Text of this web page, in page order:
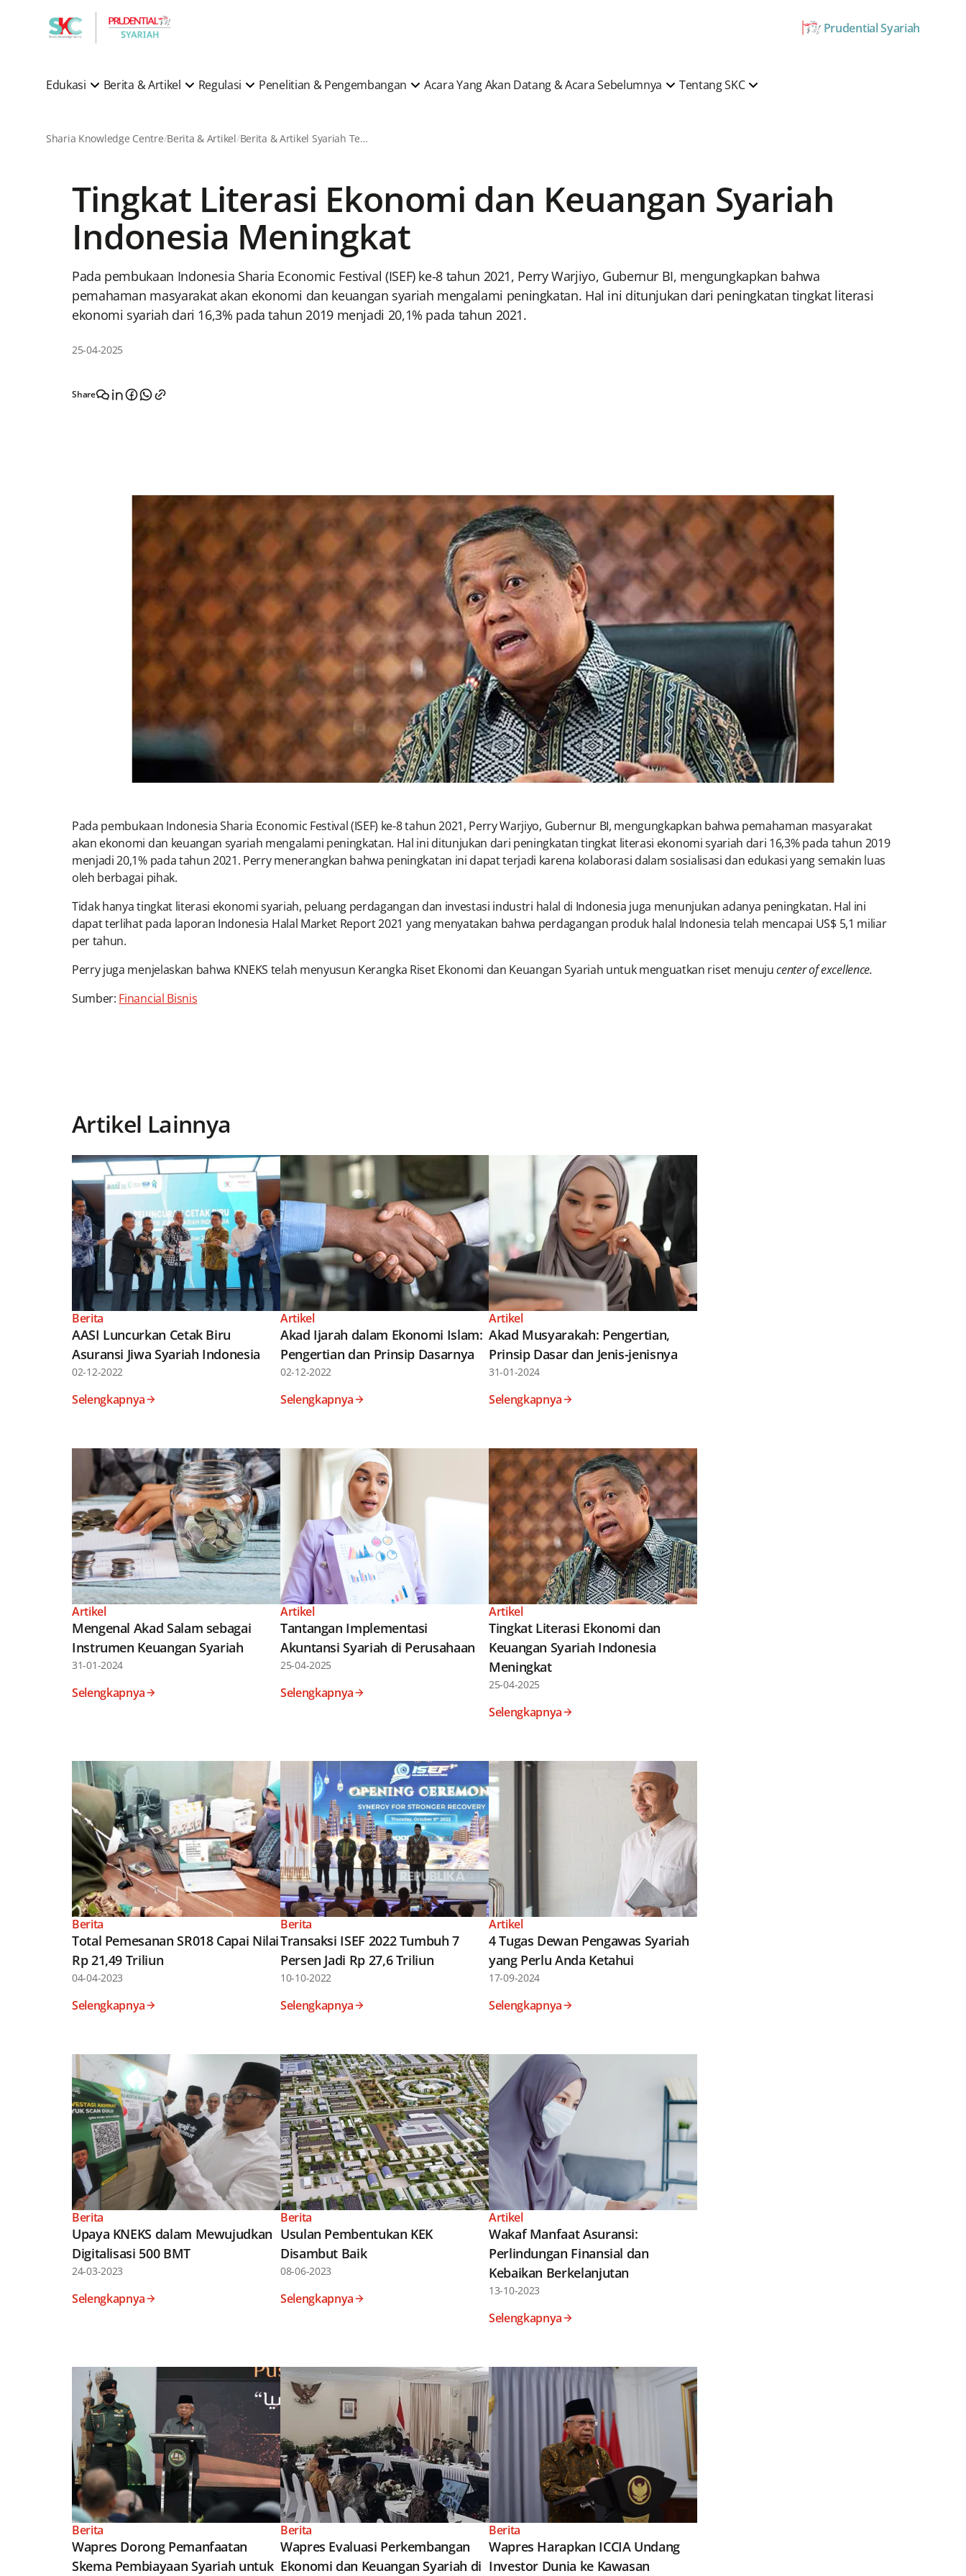
Prudential Syariah
Edukasi Berita & Artikel Regulasi Penelitian & Pengembangan Acara Yang Akan Datang & Acara Sebelumnya Tentang SKC
Sharia Knowledge Centre Berita & Artikel Berita & Artikel Syariah Terkini
Tingkat Literasi Ekonomi dan Keuangan Syariah
Indonesia Meningkat
Pada pembukaan Indonesia Sharia Economic Festival (ISEF) ke-8 tahun 2021, Perry Warjiyo, Gubernur BI, mengungkapkan bahwa
pemahaman masyarakat akan ekonomi dan keuangan syariah mengalami peningkatan. Hal ini ditunjukan dari peningkatan tingkat literasi
ekonomi syariah dari 16,3% pada tahun 2019 menjadi 20,1% pada tahun 2021.
25-04-2025
Share
Pada pembukaan Indonesia Sharia Economic Festival (ISEF) ke-8 tahun 2021, Perry Warjiyo, Gubernur BI, mengungkapkan bahwa pemahaman masyarakat
akan ekonomi dan keuangan syariah mengalami peningkatan. Hal ini ditunjukan dari peningkatan tingkat literasi ekonomi syariah dari 16,3% pada tahun 2019
menjadi 20,1% pada tahun 2021. Perry menerangkan bahwa peningkatan ini dapat terjadi karena kolaborasi dalam sosialisasi dan edukasi yang semakin luas
oleh berbagai pihak.
Tidak hanya tingkat literasi ekonomi syariah, peluang perdagangan dan investasi industri halal di Indonesia juga menunjukan adanya peningkatan. Hal ini
dapat terlihat pada laporan Indonesia Halal Market Report 2021 yang menyatakan bahwa perdagangan produk halal Indonesia telah mencapai US$ 5,1 miliar
per tahun.
Perry juga menjelaskan bahwa KNEKS telah menyusun Kerangka Riset Ekonomi dan Keuangan Syariah untuk menguatkan riset menujucenter of excellence.
Sumber: Financial Bisnis
Artikel Lainnya
Berita
AASI Luncurkan Cetak Biru
Asuransi Jiwa Syariah Indonesia
02-12-2022
Selengkapnya
Artikel
Akad Ijarah dalam Ekonomi Islam:
Pengertian dan Prinsip Dasarnya
02-12-2022
Selengkapnya
Artikel
Akad Musyarakah: Pengertian,
Prinsip Dasar dan Jenis-jenisnya
31-01-2024
Selengkapnya
Artikel
Mengenal Akad Salam sebagai
Instrumen Keuangan Syariah
31-01-2024
Selengkapnya
Artikel
Tantangan Implementasi
Akuntansi Syariah di Perusahaan
25-04-2025
Selengkapnya
Artikel
Tingkat Literasi Ekonomi dan
Keuangan Syariah Indonesia
Meningkat
25-04-2025
Selengkapnya
Berita
Total Pemesanan SR018 Capai Nilai
Rp 21,49 Triliun
04-04-2023
Selengkapnya
Berita
Transaksi ISEF 2022 Tumbuh 7
Persen Jadi Rp 27,6 Triliun
10-10-2022
Selengkapnya
Artikel
4 Tugas Dewan Pengawas Syariah
yang Perlu Anda Ketahui
17-09-2024
Selengkapnya
Berita
Upaya KNEKS dalam Mewujudkan
Digitalisasi 500 BMT
24-03-2023
Selengkapnya
Berita
Usulan Pembentukan KEK
Disambut Baik
08-06-2023
Selengkapnya
Artikel
Wakaf Manfaat Asuransi:
Perlindungan Finansial dan
Kebaikan Berkelanjutan
13-10-2023
Selengkapnya
Berita
Wapres Dorong Pemanfaatan
Skema Pembiayaan Syariah untuk
Berita
Wapres Evaluasi Perkembangan
Ekonomi dan Keuangan Syariah di
Berita
Wapres Harapkan ICCIA Undang
Investor Dunia ke Kawasan